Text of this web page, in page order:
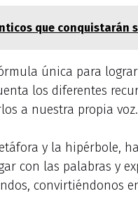
que conquistarán
única para
los diferentes
a nuestra propia voz.
y la hipérbole,
con las palabras y
convirtiéndonos